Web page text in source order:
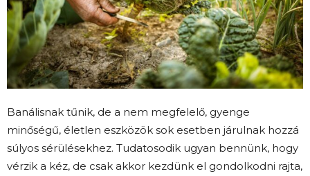
Banálisnak tűnik, de a nem megfelelő, gyenge
minőségű, életlen eszközök sok esetben járulnak hozzá
súlyos sérülésekhez. Tudatosodik ugyan bennünk, hogy
vérzik a kéz, de csak akkor kezdünk el gondolkodni rajta,